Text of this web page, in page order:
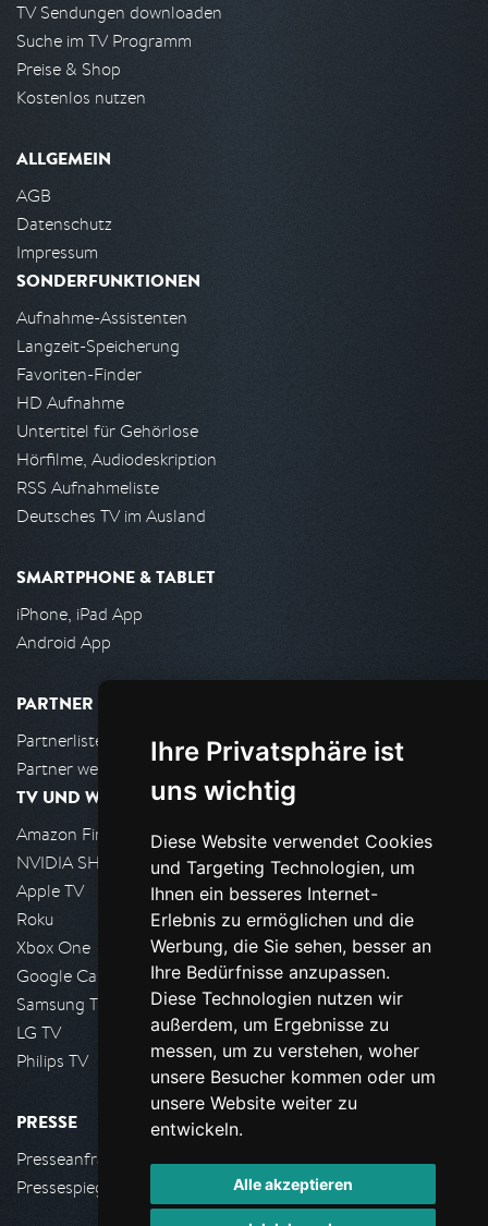
Ihre Privatsphäre ist
uns wichtig
Diese Website verwendet Cookies
und Targeting Technologien, um
Ihnen ein besseres Internet-
Erlebnis zu ermöglichen und die
Werbung, die Sie sehen, besser an
Ihre Bedürfnisse anzupassen.
Diese Technologien nutzen wir
außerdem, um Ergebnisse zu
messen, um zu verstehen, woher
unsere Besucher kommen oder um
unsere Website weiter zu
entwickeln.
Alle akzeptieren
TV Sendungen downloaden
Suche im TV Programm
Preise & Shop
Kostenlos nutzen
ALLGEMEIN
AGB
Datenschutz
Impressum
SONDERFUNKTIONEN
Aufnahme-Assistenten
Langzeit-Speicherung
Favoriten-Finder
HD Aufnahme
Untertitel für Gehörlose
Hörfilme, Audiodeskription
RSS Aufnahmeliste
Deutsches TV im Ausland
SMARTPHONE & TABLET
iPhone, iPad App
Android App
PARTNER
Partnerliste
Partner werden
TV UND WOHNZIMMER
Amazon FireTV
NVIDIA SHIELD, Google TV
Apple TV
Roku
Xbox One
Google Cast
Samsung TV
LG TV
Philips TV
PRESSE
Presseanfrage stellen
Pressespiegel